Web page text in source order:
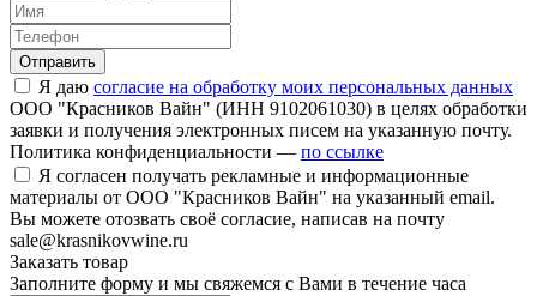
Отправить
Я даю согласие на обработку моих персональных данных
ООО "Красников Вайн" (ИНН 9102061030) в целях обработки
заявки и получения электронных писем на указанную почту.
Политика конфиденциальности — по ссылке
Я согласен получать рекламные и информационные
материалы от ООО "Красников Вайн" на указанный email.
Вы можете отозвать своё согласие, написав на почту
sale@krasnikovwine.ru
Заказать товар
Заполните форму и мы свяжемся с Вами в течение часа